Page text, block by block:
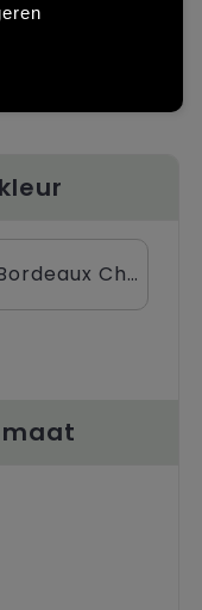
Bordeaux Checked
maat